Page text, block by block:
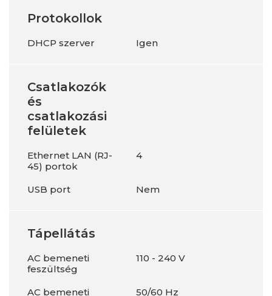
Protokollok
DHCP szerver Igen
Csatlakozók
és
csatlakozási
felületek
Ethernet LAN (RJ-
45) portok
4
USB port Nem
Tápellátás
AC bemeneti
feszültség
110 - 240 V
AC bemeneti 50/60 Hz